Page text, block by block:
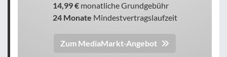
14,99 € monatliche Grundgebühr
24 Monate Mindestvertragslaufzeit
Zum MediaMarkt-Angebot